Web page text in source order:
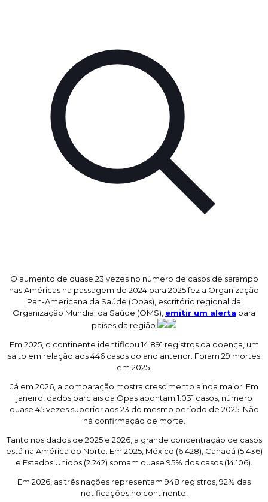
O aumento de quase 23 vezes no número de casos de sarampo
nas Américas na passagem de 2024 para 2025 fez a Organização
Pan-Americana da Saúde (Opas), escritório regional da
Organização Mundial da Saúde (OMS), emitir um alerta para
países da região.
Em 2025, o continente identificou 14.891 registros da doença, um
salto em relação aos 446 casos do ano anterior. Foram 29 mortes
em 2025.
Já em 2026, a comparação mostra crescimento ainda maior. Em
janeiro, dados parciais da Opas apontam 1.031 casos, número
quase 45 vezes superior aos 23 do mesmo período de 2025. Não
há confirmação de morte.
Tanto nos dados de 2025 e 2026, a grande concentração de casos
está na América do Norte. Em 2025, México (6.428), Canadá (5.436)
e Estados Unidos (2.242) somam quase 95% dos casos (14.106).
Em 2026, as três nações representam 948 registros, 92% das
notificações no continente.